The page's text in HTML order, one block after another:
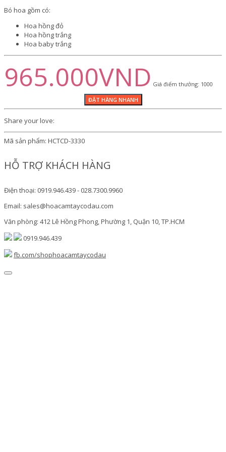
Bó hoa gồm có:
Hoa hồng đỏ
Hoa hồng trắng
Hoa baby trắng
965.000VND Giá điểm thưởng: 1000
Share your love:
Mã sản phẩm: HCTCD-3330
HỖ TRỢ KHÁCH HÀNG
Điện thoại: 0919.946.439 - 028.7300.9960
Email: sales@hoacamtaycodau.com
Văn phòng: 412 Lê Hồng Phong, Phường 1, Quận 10, TP.HCM
0919.946.439
fb.com/shophoacamtaycodau